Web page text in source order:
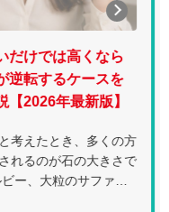
高くなら
ケースを
最新版】
、多くの方
の大きさで
サファイ
ドを見る
昔のダイ
取査定で
機関・年
昔に購入
ネックレ